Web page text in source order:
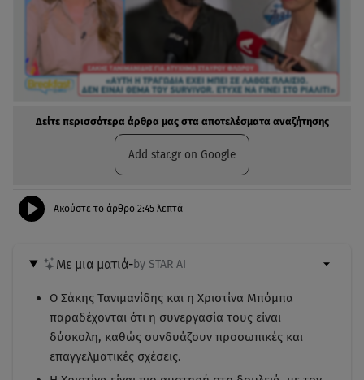
Δείτε περισσότερα άρθρα μας στα αποτελέσματα αναζήτησης
Add star.gr on Google
Ακούστε το άρθρο 2:45 λεπτά
Με μια ματιά-by STAR AI
Ο Σάκης Τανιμανίδης και η Χριστίνα Μπόμπα
παραδέχονται ότι η συνεργασία τους είναι
δύσκολη, καθώς συνδυάζουν προσωπικές και
επαγγελματικές σχέσεις.